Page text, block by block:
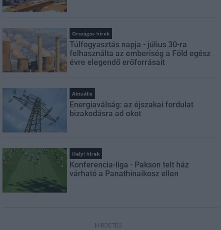
Országos hírek
Túlfogyasztás napja - július 30-ra
felhasználta az emberiség a Föld egész
évre elegendő erőforrásait
Aktuális
Energiaválság: az éjszakai fordulat
bizakodásra ad okot
Helyi hírek
Konferencia-liga - Pakson telt ház
várható a Panathinaikosz ellen
HIRDETÉS